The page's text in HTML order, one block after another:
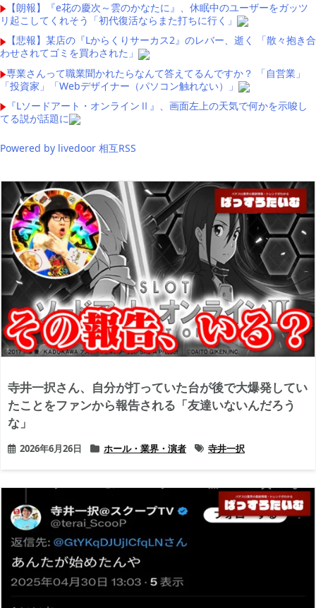
【朗報】『e花の慶次～雲のかなたに』、休眠中のユーザーをガッツ
リ起こしてくれそう「初代復活ならまた打ちに行く」
【悲報】某店の『Lからくりサーカス2』のレバー、逝く 「散々抱き合
わせされてゴミを買わされた」
専業さんって職業聞かれたらなんて答えてるんですか？ 「自営業」
「投資家」「Webデザイナー（パソコン触れない）」
『Lソードアート・オンラインⅡ』、画面左上の天気で何かを示唆し
てる説が話題に
Powered by livedoor 相互RSS
寺井一択さん、自分が打っていた台が後で大爆発してい
たことをファンから報告される「友達いないんだろう
な」
2026年6月26日 ホール・業界・演者 寺井一択